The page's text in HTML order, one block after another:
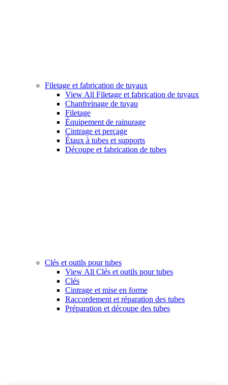
Filetage et fabrication de tuyaux
View All Filetage et fabrication de tuyaux
Chanfreinage de tuyau
Filetage
Équipement de rainurage
Cintrage et perçage
Étaux à tubes et supports
Découpe et fabrication de tubes
Clés et outils pour tubes
View All Clés et outils pour tubes
Clés
Cintrage et mise en forme
Raccordement et réparation des tubes
Préparation et découpe des tubes